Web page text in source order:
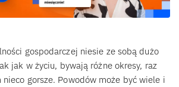
gospodarczej niesie ze sobą dużo
jak w życiu, bywają różne okresy, raz
gorsze. Powodów może być wiele i